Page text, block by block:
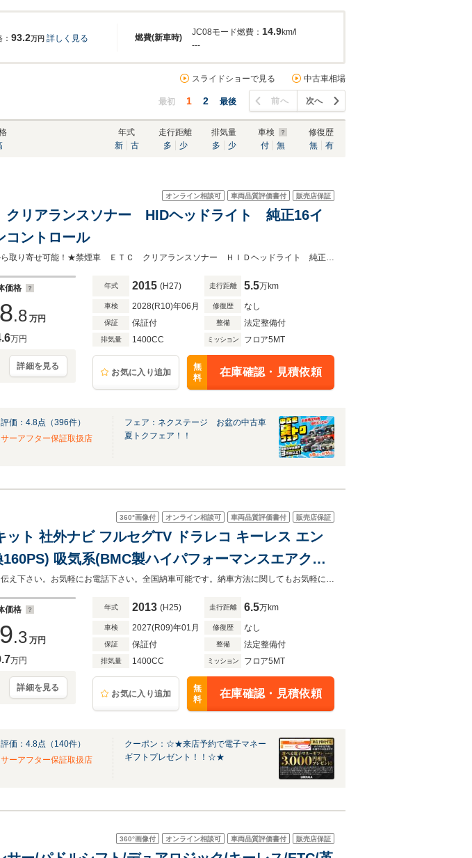
燃費(新車時)
93.2万円 詳しく見る
JC08モード燃費： 14.9km/l
---
スライドショーで見る 中古車相場
最初 1 2 最後 前へ 次へ
年式
新
古
走行距離
多
少
排気量
多
少
車検
付
無
修復歴
無
有
オンライン相談可 車両品質評価書付 販売店保証
リアランスソナー HIDヘッドライト 純正16イ
ントロール
★グループ約３０，０００台の在庫から取り寄せ可能！★禁煙車 ＥＴＣ クリアランスソナー ＨＩＤヘッドライト 純正１６インチＡＷ トラクションコントロール
価格
.8 万円
万円
詳細を見る
年式 2015 (H27) 走行距離 5.5万km
車検 2028(R10)年06月 修復歴 なし
保証 保証付 整備 法定整備付
排気量 1400CC ミッション フロア5MT
お気に入り追加
無
料
在庫確認・見積依頼
価： 4.8点（396件）
ーアフター保証取扱店
フェア：ネクステージ お盆の中古車
夏トクフェア！！
360°画像付 オンライン相談可 車両品質評価書付 販売店保証
ット 社外ナビ フルセグTV ドラレコ キーレス エン
ーマンスエアクリ
ォーマンススプリング KONI社製ショック HIDラ カーセンサーを見て電話しましたとお伝え下さい。お気軽にお電話下さい。全国納車可能です。納車方法に関してもお気軽にご相談ください。
価格
.3 万円
万円
詳細を見る
年式 2013 (H25) 走行距離 6.5万km
車検 2027(R09)年01月 修復歴 なし
保証 保証付 整備 法定整備付
排気量 1400CC ミッション フロア5MT
お気に入り追加
無
料
在庫確認・見積依頼
価： 4.8点（ 140件）
ーアフター保証取扱店
クーポン：☆★来店予約で電子マネー
ギフトプレゼント！！☆★
360°画像付 オンライン相談可 車両品質評価書付 販売店保証